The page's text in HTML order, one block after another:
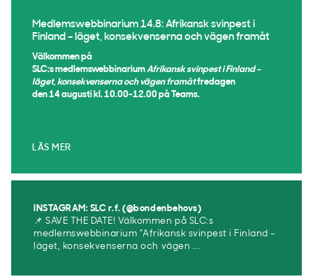
Medlemswebbinarium 14.8: Afrikansk svinpest i
Finland – läget, konsekvenserna och vägen framåt
Välkommen på
SLC:s medlemswebbinariumAfrikansk svinpest i Finland –
läget, konsekvenserna och vägen framåtfredagen
den 14 augusti kl. 10.00-12.00 på Teams.
LÄS MER
INSTAGRAM: SLC r.f. (@bondenbehovs)
📌 SAVE THE DATE! Välkommen på SLC:s
medlemswebbinarium ”Afrikansk svinpest i Finland –
läget, konsekvenserna och vägen ...